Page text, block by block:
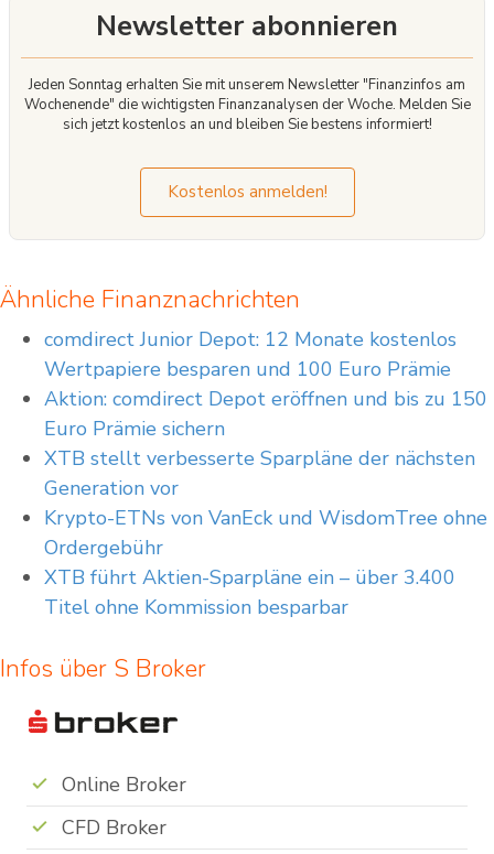
Newsletter abonnieren
Jeden Sonntag erhalten Sie mit unserem Newsletter "Finanzinfos am
Wochenende" die wichtigsten Finanzanalysen der Woche. Melden Sie
sich jetzt kostenlos an und bleiben Sie bestens informiert!
Kostenlos anmelden!
Ähnliche Finanznachrichten
comdirect Junior Depot: 12 Monate kostenlos
Wertpapiere besparen und 100 Euro Prämie
Aktion: comdirect Depot eröffnen und bis zu 150
Euro Prämie sichern
XTB stellt verbesserte Sparpläne der nächsten
Generation vor
Krypto-ETNs von VanEck und WisdomTree ohne
Ordergebühr
XTB führt Aktien-Sparpläne ein – über 3.400
Titel ohne Kommission besparbar
Infos über S Broker
Online Broker
CFD Broker